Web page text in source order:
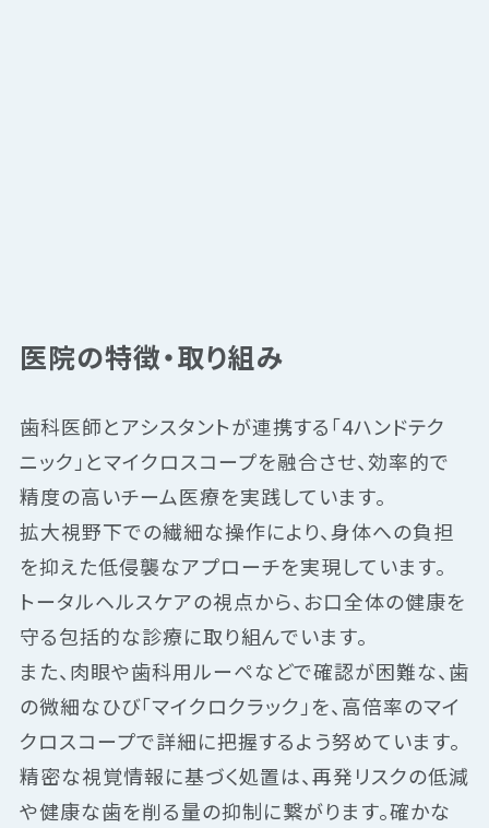
医院の特徴・取り組み
歯科医師とアシスタントが連携する「4ハンドテク
ニック」とマイクロスコープを融合させ、効率的で
精度の高いチーム医療を実践しています。
拡大視野下での繊細な操作により、身体への負担
を抑えた低侵襲なアプローチを実現しています。
トータルヘルスケアの視点から、お口全体の健康を
守る包括的な診療に取り組んでいます。
また、肉眼や歯科用ルーペなどで確認が困難な、歯
の微細なひび「マイクロクラック」を、高倍率のマイ
クロスコープで詳細に把握するよう努めています。
精密な視覚情報に基づく処置は、再発リスクの低減
や健康な歯を削る量の抑制に繋がります。確かな